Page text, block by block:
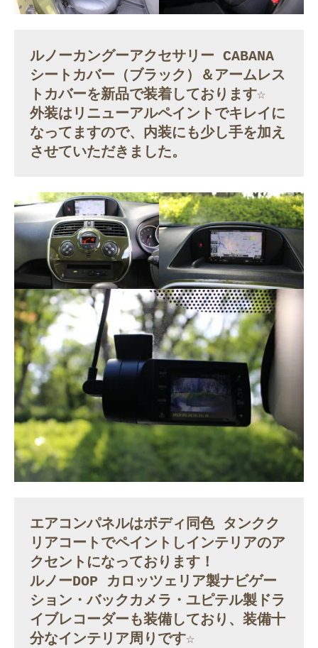
ルノーカングーアクセサリー CABANA
シートカバー（ブラック）＆アームレス
トカバーを新品で装着しております☆
外装はリニューアルペイントでキレイに
なってますので、内装にも少し手を加え
させていただきました。
エアコンパネルはボディ同色 タンクク
リアコートでペイントしインテリアのア
クセントになっております！
ルノーDOP カロッツェリア製ナビゲー
ション・バックカメラ・ユピテル製ドラ
イブレコーダーも装備しており、装備十
分なインテリア周りです☆